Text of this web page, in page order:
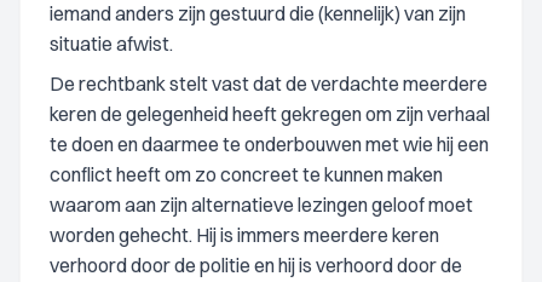
iemand anders zijn gestuurd die (kennelijk) van zijn
situatie afwist.
De rechtbank stelt vast dat de verdachte meerdere
keren de gelegenheid heeft gekregen om zijn verhaal
te doen en daarmee te onderbouwen met wie hij een
conflict heeft om zo concreet te kunnen maken
waarom aan zijn alternatieve lezingen geloof moet
worden gehecht. Hij is immers meerdere keren
verhoord door de politie en hij is verhoord door de